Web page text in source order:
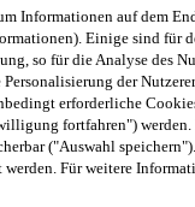
Informationen auf dem
Einige sind für
so für die Analyse des
der
erforderliche
fortfahren")
("Auswahl
Für weitere